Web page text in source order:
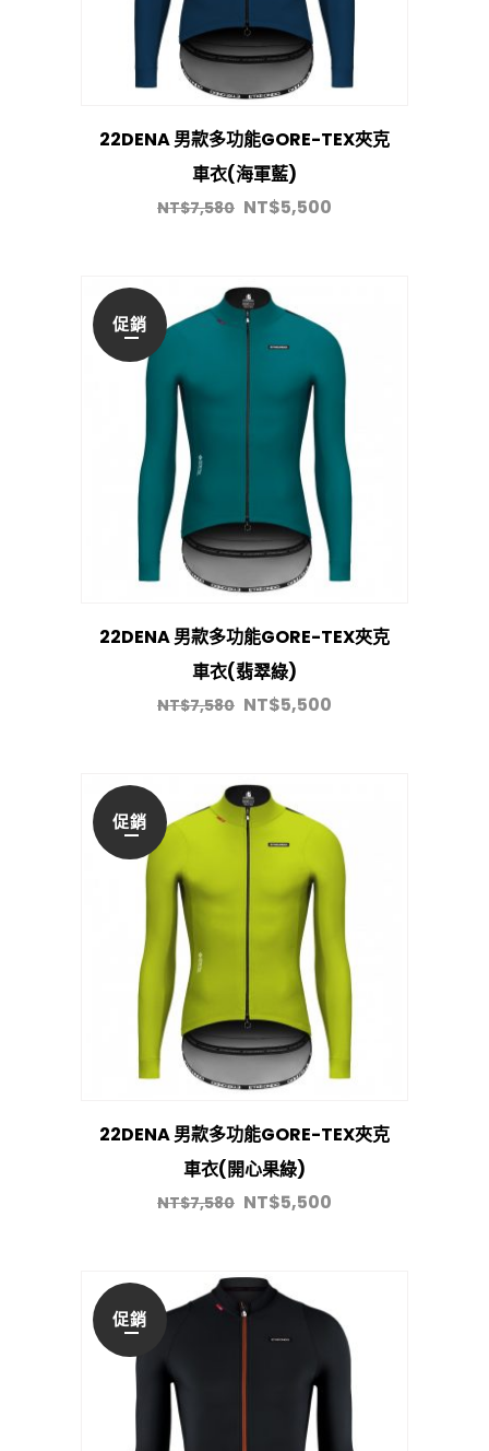
22DENA 男款多功能GORE-TEX夾克
車衣(海軍藍)
NT$7,580 NT$5,500
促銷
22DENA 男款多功能GORE-TEX夾克
車衣(翡翠綠)
NT$7,580 NT$5,500
促銷
22DENA 男款多功能GORE-TEX夾克
車衣(開心果綠)
NT$7,580 NT$5,500
促銷